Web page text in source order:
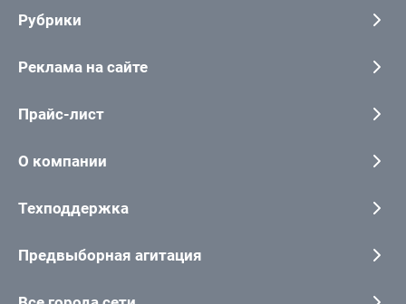
Рубрики
Реклама на сайте
Прайс-лист
О компании
Техподдержка
Предвыборная агитация